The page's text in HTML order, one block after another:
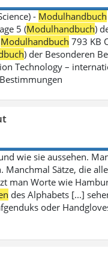
- Modulhandbuch
5 (Modulhandbuch)
Modulhandbuch 793 KB
) der Besonderen
Technology –
wie sie aussehen.
Manchmal Sätze, die
man Worte wie
des Alphabets [...]
oder